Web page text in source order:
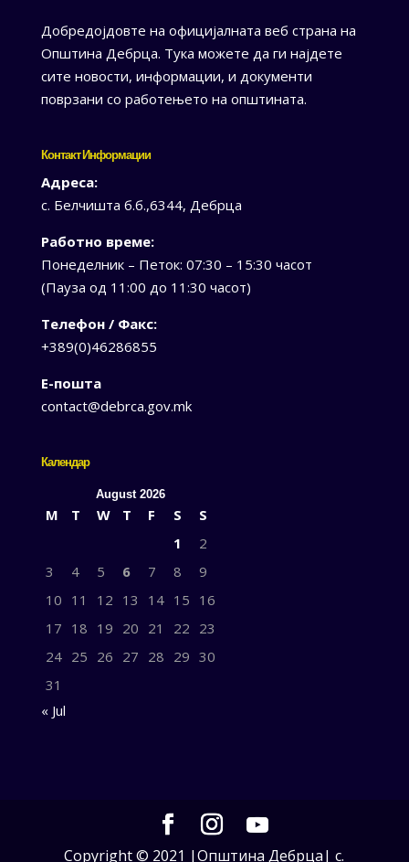
Добредојдовте на официјалната веб страна на
Општина Дебрца. Тука можете да ги најдете
сите новости, информации, и документи
поврзани со работењето на општината.
Контакт Информации
Адреса:
с. Белчишта б.б.,6344, Дебрца
Работно време:
Понеделник – Петок: 07:30 – 15:30 часот
(Пауза од 11:00 до 11:30 часот)
Телефон / Факс:
+389(0)46286855
Е-пошта
contact@debrca.gov.mk
Календар
August 2026
M T W T F S
S
1
2
3
4 5 6 7 8
9
10 11 12 13 14 15 16
17 18 19 20 21 22 23
24 25 26 27 28 29 30
31
« Jul
Copyright © 2021 |Општина Дебрца| с.